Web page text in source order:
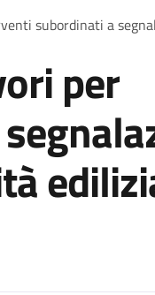
subordinati a
per